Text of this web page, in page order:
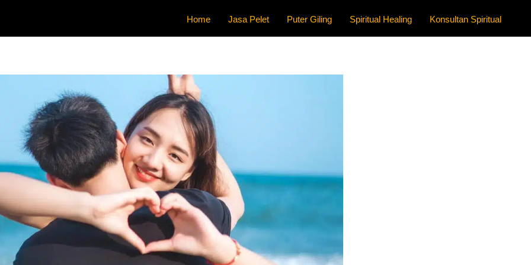
Home Jasa Pelet Puter Giling Spiritual Healing Konsultan Spiritual